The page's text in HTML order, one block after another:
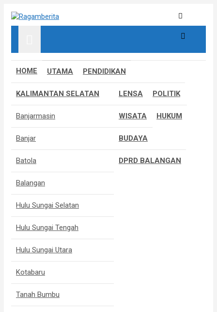
Ragamberita
Informatif, Edukatif & Inpiratif
HOME UTAMA PENDIDIKAN
KALIMANTAN SELATAN
Banjarmasin
Banjar
Batola
Balangan
Hulu Sungai Selatan
Hulu Sungai Tengah
Hulu Sungai Utara
Kotabaru
Tanah Bumbu
LENSA POLITIK
WISATA HUKUM
BUDAYA
DPRD BALANGAN